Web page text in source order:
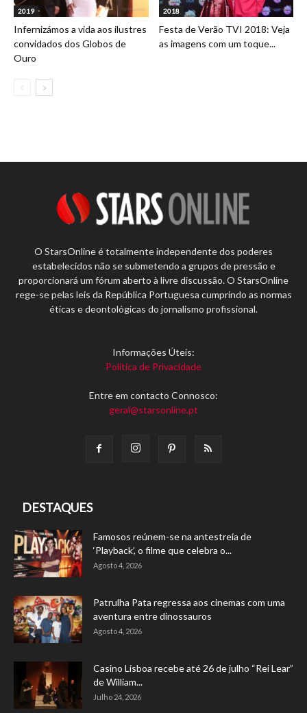
2019
Infernizámos a vida aos ilustres
convidados dos Globos de
Ouro
2018
Festa de Verão TVI 2018: Veja
as imagens com um toque...
O StarsOnline é totalmente independente dos poderes
estabelecidos não se submetendo a grupos de pressão e
proporcionará um fórum aberto à livre discussão. O StarsOnline
rege-se pelas leis da República Portuguesa cumprindo as normas
éticas e deontológicas do jornalismo profissional.
Informações Úteis:
Política de Privacidade
Entre em contacto Connosco:
geral@starsonline.pt
DESTAQUES
Famosos reúnem-se na antestreia de
‘Playback’, o filme que celebra o...
Agosto 4, 2026
Patrulha Pata regressa aos cinemas com uma
aventura entre dinossauros
Agosto 4, 2026
Casino Lisboa recebe até 26 de julho “Rei Lear”
de William...
Julho 24, 2026